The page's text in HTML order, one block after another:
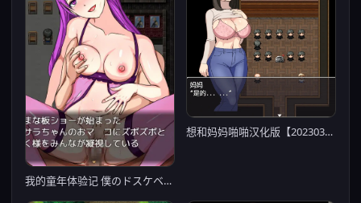
我的童年体验记 僕のドスケベ体験記 PC+安卓精翻汉化版 【20230210】
想和妈妈啪啪汉化版【20230327】